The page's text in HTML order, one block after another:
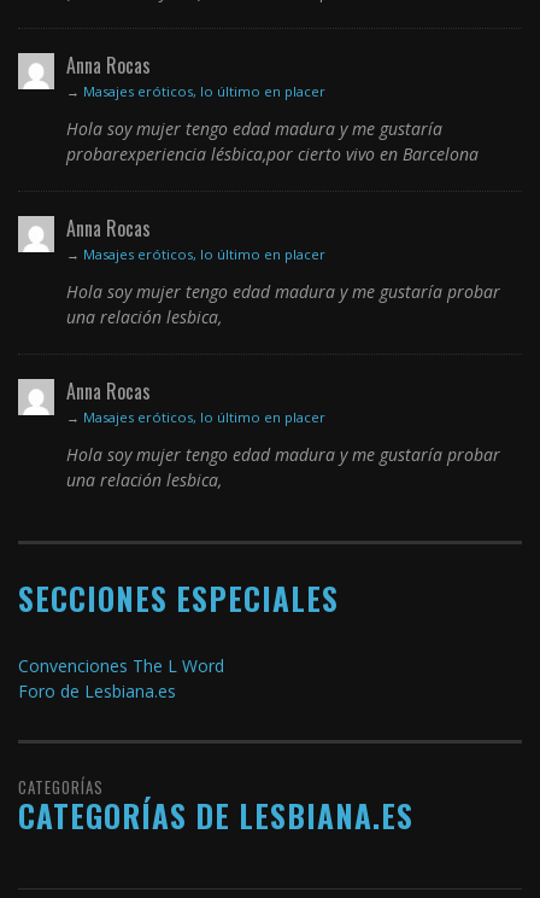
Anna Rocas
→ Masajes eróticos, lo último en placer
Hola soy mujer tengo edad madura y me gustaría
probarexperiencia lésbica,por cierto vivo en Barcelona
Anna Rocas
→ Masajes eróticos, lo último en placer
Hola soy mujer tengo edad madura y me gustaría probar
una relación lesbica,
Anna Rocas
→ Masajes eróticos, lo último en placer
Hola soy mujer tengo edad madura y me gustaría probar
una relación lesbica,
SECCIONES ESPECIALES
Convenciones The L Word
Foro de Lesbiana.es
CATEGORÍAS
CATEGORÍAS DE LESBIANA.ES